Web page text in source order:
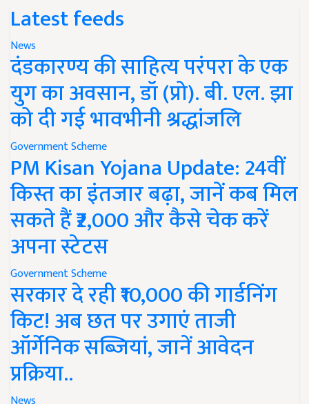
Latest feeds
News
दंडकारण्य की साहित्य परंपरा के एक
युग का अवसान, डॉ (प्रो). बी. एल. झा
को दी गई भावभीनी श्रद्धांजलि
Government Scheme
PM Kisan Yojana Update: 24वीं
किस्त का इंतजार बढ़ा, जानें कब मिल
सकते हैं ₹2,000 और कैसे चेक करें
अपना स्टेटस
Government Scheme
सरकार दे रही ₹10,000 की गार्डनिंग
किट! अब छत पर उगाएं ताजी
ऑर्गेनिक सब्जियां, जानें आवेदन
प्रक्रिया..